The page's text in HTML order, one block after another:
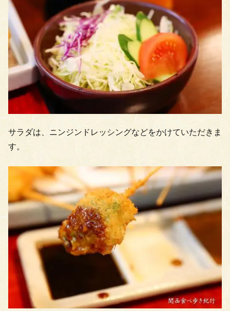
サラダは、ニンジンドレッシングなどをかけていただきま
す。